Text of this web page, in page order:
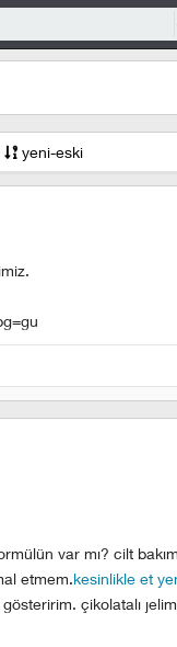
yeni-eski
var mı? cilt
etmem.kesinlikle et
çikolatalı